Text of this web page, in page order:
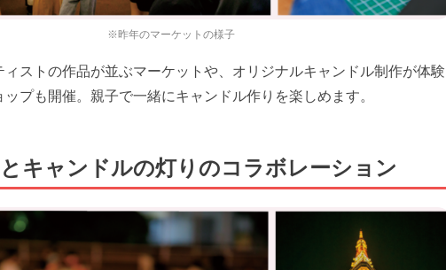
※昨年のマーケットの様子
ィストの作品が並ぶマーケットや、オリジナルキャンドル制作が体験
プも開催。親子で一緒にキャンドル作りを楽しめます。
キャンドルの灯りのコラボレーション